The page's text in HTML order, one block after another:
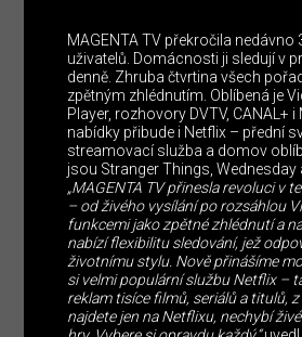
MAGENTA TV překročila nedávno
uživatelů. Domácnosti ji sledují v
denně. Zhruba čtvrtina všech
zpětným zhlédnutím. Oblíbená je
Player, rozhovory DVTV, CANAL+ i
nabídky přibude i Netflix – přední
streamovací služba a domov
jsou Stranger Things, Wednesday
„MAGENTA TV přinesla revoluci v
– od živého vysílání po rozsáhlou
funkcemi jako zpětné zhlédnutí a
nabízí flexibilitu sledování, jež
životnímu stylu. Nově přinášíme
si velmi populární službu Netflix –
reklam tisíce filmů, seriálů a titulů,
najdete jen na Netflixu, nechybí